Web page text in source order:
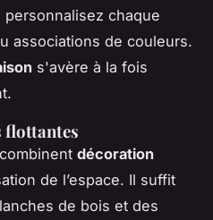
chaque
associations de couleurs.
s'avère à la fois
flottantes
combinent décoration
de l’espace. Il suffit
de bois et des